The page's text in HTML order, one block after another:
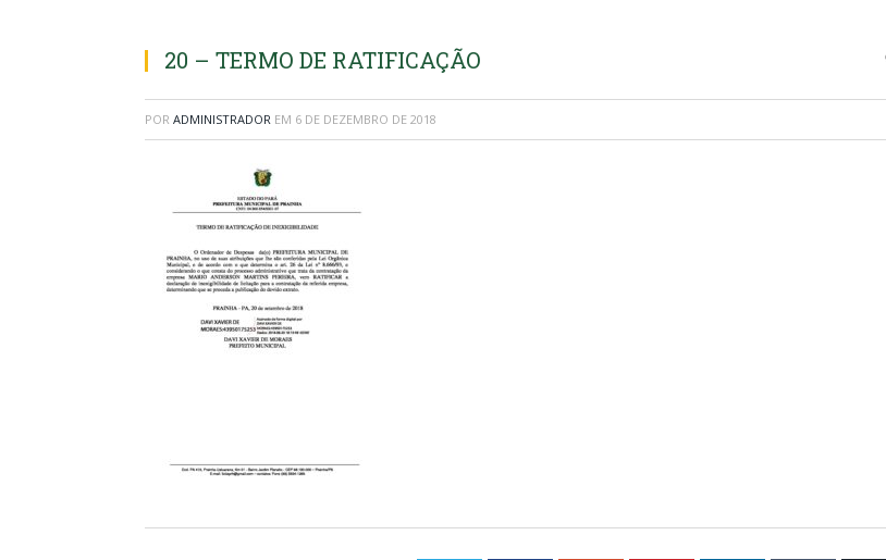
20 – TERMO DE RATIFICAÇÃO
POR ADMINISTRADOR EM 6 DE DEZEMBRO DE 2018